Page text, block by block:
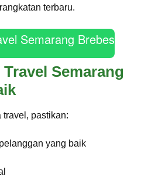
terbaru.
Semarang Brebes
Semarang
pastikan:
yang baik